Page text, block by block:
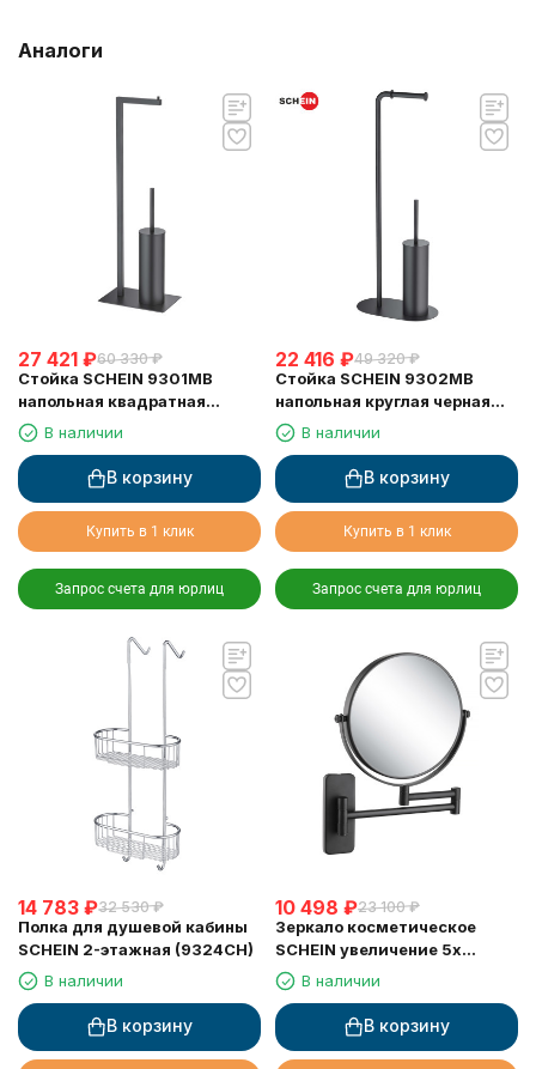
Аналоги
27 421 ₽60 330 ₽
Стойка SCHEIN 9301MB
напольная квадратная
черная (ерш хром +
бумагодержатель без
крышки) из латуни
В наличии
В корзину
Купить в 1 клик
Запрос счета для юрлиц
22 416 ₽49 320 ₽
Стойка SCHEIN 9302MB
напольная круглая черная
(ерш хром +
бумагодержатель без
крышки) из латуни
В наличии
В корзину
Купить в 1 клик
Запрос счета для юрлиц
14 783 ₽32 530 ₽
Полка для душевой кабины
SCHEIN 2-этажная (9324CH)
В наличии
В корзину
10 498 ₽23 100 ₽
Зеркало косметическое
SCHEIN увеличение 5х
поворотное к стене черное
(9341MB)
В наличии
В корзину